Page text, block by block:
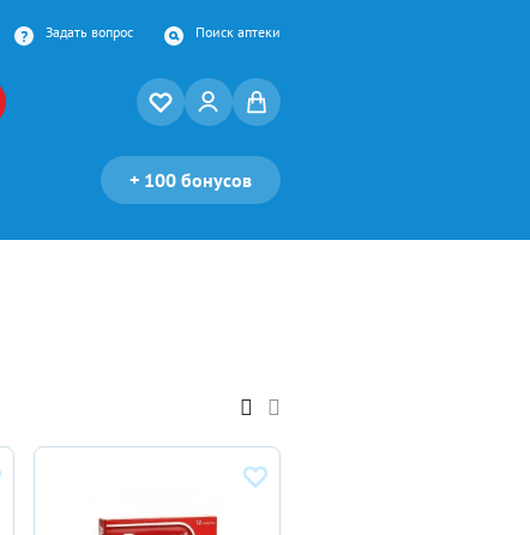
Задать вопрос Поиск аптеки
+ 100 бонусов